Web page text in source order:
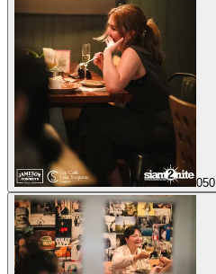
050